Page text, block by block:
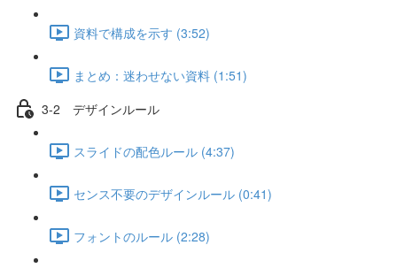
資料で構成を示す (3:52)
まとめ：迷わせない資料 (1:51)
3-2 デザインルール
スライドの配色ルール (4:37)
センス不要のデザインルール (0:41)
フォントのルール (2:28)